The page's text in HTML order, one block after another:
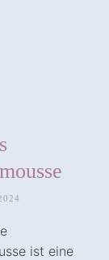
ist eine